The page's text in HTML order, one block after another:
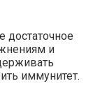
достаточное
и
иммунитет.